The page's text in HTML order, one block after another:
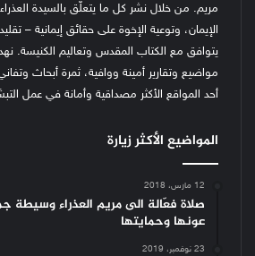
مريم. من خلال نشر كل ما يتعلّق بالسيدة
الإيمان، وتوعية الإخوة على حقائق إيمانية –
يتوافق مع الكتاب المقدس وتعاليم الكنيسة.
مواضيع وتقارير أمينة ووافية، ثمرة أبحاث
أحد المواقع الأكثر مصداقية وأمانة في عمل
المواضيع الأكثر زيارة
12 مارس، 2018
صلاة فعّالة الى مريم العذراء وسيطة
عونها وحمايتها
23 نوفمبر، 2019